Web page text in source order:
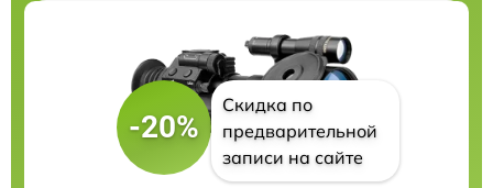
-20%
Скидка по
предварительной
записи на сайте